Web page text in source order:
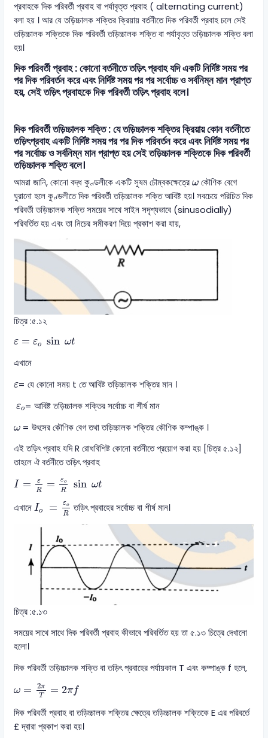
প্রবাহকে দিক পরিবর্তী প্রবাহ বা পর্যাবৃত্ত প্রবাহ ( alternating current)
বলা হয় । আর যে তড়িচ্চালক শক্তির ক্রিয়ায় বর্তনীতে দিক পরিবর্তী প্রবাহ চলে সেই
তড়িচ্চালক শক্তিকে দিক পরিবর্তী তড়িচ্চালক শক্তি বা পর্যাবৃত্ত তড়িচ্চালক শক্তি বলা
হয়।
দিক পরিবর্তী প্রবাহ : কোনো বর্তনীতে তড়িৎ প্রবাহ যদি একটি নির্দিষ্ট সময় পর
পর দিক পরিবর্তন করে এবং নির্দিষ্ট সময় পর পর সর্বোচ্চ ও সর্বনিম্ন মান প্রাপ্ত
হয়, সেই তড়িৎ প্রবাহকে দিক পরিবর্তী তড়িৎ প্রবাহ বলে।
দিক পরিবর্তী তড়িচ্চালক শক্তি : যে তড়িচ্চালক শক্তির ক্রিয়ায় কোন বর্তনীতে
তড়িৎপ্রবাহ একটি নির্দিষ্ট সময় পর পর দিক পরিবর্তন করে এবং নির্দিষ্ট সময় পর
পর সর্বোচ্চ ও সর্বনিম্ন মান প্রাপ্ত হয় সেই তড়িচ্চালক শক্তিকে দিক পরিবর্তী
তড়িচ্চালক শক্তি বলে।
আমরা জানি, কোনো বদ্ধ কুণ্ডলীকে একটি সুষম চৌম্বকক্ষেত্রেω
ω কৌণিক বেগে
ঘুরানো হলে কুণ্ডলীতে দিক পরিবর্তী তড়িচ্চালক শক্তি আবিষ্ট হয়। সবচেয়ে পরিচিত দিক
পরিবর্তী তড়িচ্চালক শক্তি সময়ের সাথে সাইন সদৃশ্যভাবে (sinusodially)
পরিবর্তিত হয় এবং তা নিচের সমীকরণ দিয়ে প্রকাশ করা যায়,
চিত্র :৫.১২
ε = εo sin ωt
ε =ε o sin ωt
এখানে
ε
ε= যে কোনো সময় t তে আবিষ্ট তড়িচ্চালক শক্তির মান ।
εo
εo= আবিষ্ট তড়িচ্চালক শক্তির সর্বোচ্চ বা শীর্ষ মান
ω
ω = উৎসের কৌণিক বেগ তথা তড়িচ্চালক শক্তির কৌণিক কম্পাঙ্ক ।
এই তড়িৎ প্রবাহ যদি R রোধবিশিষ্ট কোনো বর্তনীতে প্রয়োগ করা হয় [চিত্র ৫.১২]
তাহলে ঐ বর্তনীতে তড়িৎ প্রবাহ
I =
ε
R
= εo
R sin ωt
I= = R sin
এখানেIo = εo
R
Io oR তড়িৎ প্রবাহের সর্বোচ্চ বা শীর্ষ মান।
চিত্র :৫.১৩
সময়ের সাথে সাথে দিক পরিবর্তী প্রবাহ কীভাবে পরিবর্তিত হয় তা ৫.১৩ চিত্রে দেখানো
হলো।
দিক পরিবর্তী তড়িচ্চালক শক্তি বা তড়িৎ প্রবাহের পর্যায়কাল T এবং কম্পাঙ্ক f হলে,
ω = 2π
T
= 2πf
πT 2π
দিক পরিবর্তী প্রবাহ বা তড়িচ্চালক শক্তির ক্ষেত্রে তড়িচ্চালক শক্তিকে E এর পরিবর্তে
£ দ্বারা প্রকাশ করা হয়।